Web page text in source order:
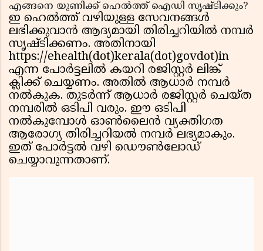
എങ്ങനെ യുണിക്ക് ഹെല്‍ത്ത് ഐഡി സൃഷ്ടിക്കും?
ഇ ഹെല്‍ത്ത് വഴിയുള്ള സേവനങ്ങള്‍
ലഭിക്കുവാന്‍ ആദ്യമായി തിരിച്ചറിയില്‍ നമ്പര്‍
സൃഷ്ടിക്കണം. അതിനായി
https://ehealth(dot)kerala(dot)govdot)in
എന്ന പോര്‍ട്ടലില്‍ കയറി രജിസ്റ്റര്‍ ലിങ്ക്
ക്ലിക്ക് ചെയ്യണം. അതില്‍ ആധാര്‍ നമ്പര്‍
നല്‍കുക. തുടര്‍ന്ന് ആധാര്‍ രജിസ്റ്റര്‍ ചെയ്ത
നമ്പരില്‍ ഒടിപി വരും. ഈ ഒടിപി
നല്‍കുമ്പോള്‍ ഓണ്‍ലൈന്‍ വ്യക്തിഗത
ആരോഗ്യ തിരിച്ചറിയല്‍ നമ്പര്‍ ലഭ്യമാകും.
ഇത് പോര്‍ട്ടല്‍ വഴി ഡൌണ്‍ലോഡ്
ചെയ്യാവുന്നതാണ്.